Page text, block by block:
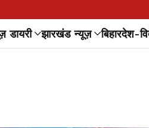
डायरी झारखंड न्यूज़ बिहारदेश-